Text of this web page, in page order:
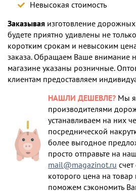
Невысокая стоимость
Заказывая изготовление
будете приятно удивлены не
коротким срокам и невысоким
заказа. Обращаем Ваше внимание
магазине указаны розничные.
клиентам предоставляем
НАШЛИ ДЕШЕВЛЕ? Мы
производителями
устанавливаем на них
посреднической
более выгодное
просто отправьте на
mail@magazinot.ru
которого цена на
поможем сэкономить